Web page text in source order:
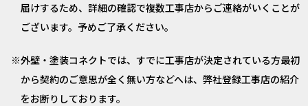
届けするため、詳細の確認で複数工事店からご連絡がいくことが
ございます。予めご了承ください。
外壁・塗装コネクトでは、すでに工事店が決定されている方最初
から契約のご意思が全く無い方などへは、弊社登録工事店の紹介
をお断りしております。